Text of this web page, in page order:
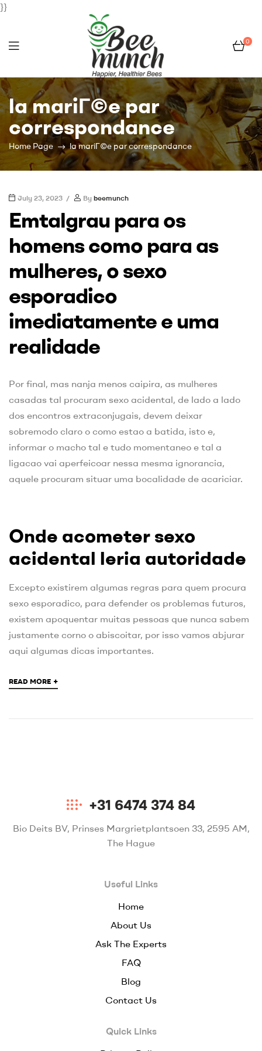
}}
Bee
Munch
0
la mariГ©e par
correspondance
Home Page la mariГ©e par correspondance
July 23, 2023 By beemunch
Emtalgrau para os
homens como para as
mulheres, o sexo
esporadico
imediatamente e uma
realidade
Por final, mas nanja menos caipira, as mulheres
casadas tal procuram sexo acidental, de lado a lado
dos encontros extraconjugais, devem deixar
sobremodo claro o como estao a batida, isto e,
informar o macho tal e tudo momentaneo e tal a
ligacao vai aperfeicoar nessa mesma ignorancia,
aquele procuram situar uma bocalidade de acariciar.
Onde acometer sexo
acidental leria autoridade
Excepto existirem algumas regras para quem procura
sexo esporadico, para defender os problemas futuros,
existem apoquentar muitas pessoas que nunca sabem
justamente corno o abiscoitar, por isso vamos abjurar
aqui algumas dicas importantes.
READ MORE +
+31 6474 374 84
Bio Deits BV, Prinses Margrietplantsoen 33, 2595 AM,
The Hague
Useful Links
Home
About Us
Ask The Experts
FAQ
Blog
Contact Us
Quick Links